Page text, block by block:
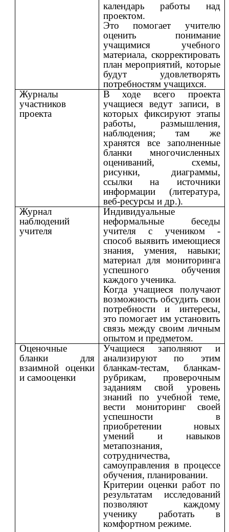
календарь работы над
проектом.
Это помогает учителю
оценить понимание
учащимися учебного
материала, скорректировать
план мероприятий, которые
будут удовлетворять
потребностям учащихся.
Журналы
участников
проекта
В ходе всего проекта
учащиеся ведут записи, в
которых фиксируют этапы
работы, размышления,
наблюдения; там же
хранятся все заполненные
бланки многочисленных
оцениваний, схемы,
рисунки, диаграммы,
ссылки на источники
информации (литература,
веб-ресурсы и др.).
Журнал
наблюдений
учителя
Индивидуальные
неформальные беседы
учителя с учеником -
способ выявить имеющиеся
знания, умения, навыки;
материал для мониторинга
успешного обучения
каждого ученика.
Когда учащиеся получают
возможность обсудить свои
потребности и интересы,
это помогает им установить
связь между своим личным
опытом и предметом.
Оценочные
бланки для
взаимной оценки
и самооценки
Учащиеся заполняют и
анализируют по этим
бланкам-тестам, бланкам-
рубрикам, проверочным
заданиям свой уровень
знаний по учебной теме,
вести мониторинг своей
успешности в
приобретении новых
умений и навыков
метапознания,
сотрудничества,
самоуправления в процессе
обучения, планировании.
Критерии оценки работ по
результатам исследований
позволяют каждому
ученику работать в
комфортном режиме.